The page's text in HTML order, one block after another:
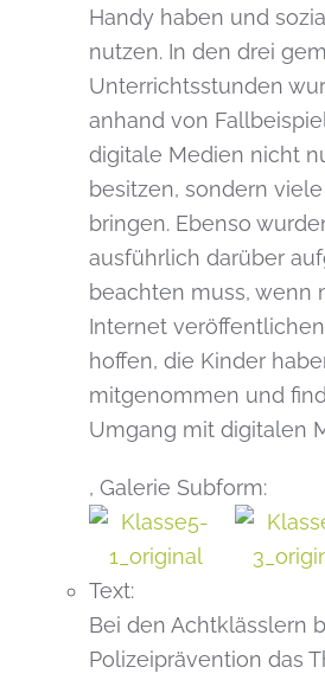
Handy haben und
nutzen. In den drei
Unterrichtsstunden
anhand von
digitale Medien nicht
besitzen, sondern
bringen. Ebenso
ausführlich darüber
beachten muss, wenn
Internet
hoffen, die Kinder
mitgenommen und
Umgang mit digitalen
, Galerie Subform:
Text:
Bei den Achtklässlern
Polizeiprävention das